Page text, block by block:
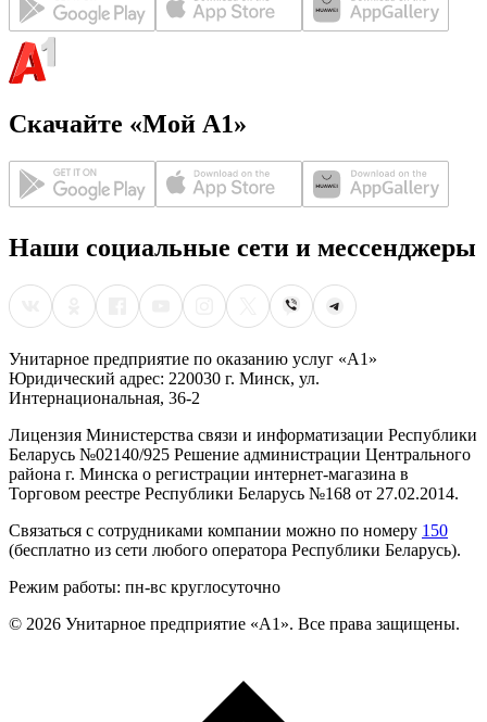
Скачайте «Мой А1»
Наши социальные сети и мессенджеры
Унитарное предприятие по оказанию услуг «А1»
Юридический адрес: 220030 г. Минск, ул.
Интернациональная, 36-2
Лицензия Министерства связи и информатизации Республики
Беларусь №02140/925 Решение администрации Центрального
района г. Минска о регистрации интернет-магазина в
Торговом реестре Республики Беларусь №168 от 27.02.2014.
Связаться с сотрудниками компании можно по номеру 150
(бесплатно из сети любого оператора Республики Беларусь).
Режим работы: пн-вс круглосуточно
© 2026 Унитарное предприятие «А1». Все права защищены.